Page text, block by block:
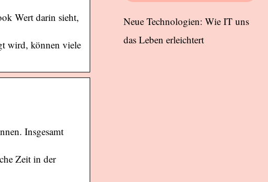
Wert darin sieht,
wird, können viele
Insgesamt
Zeit in der
Neue Technologien: Wie IT uns
das Leben erleichtert